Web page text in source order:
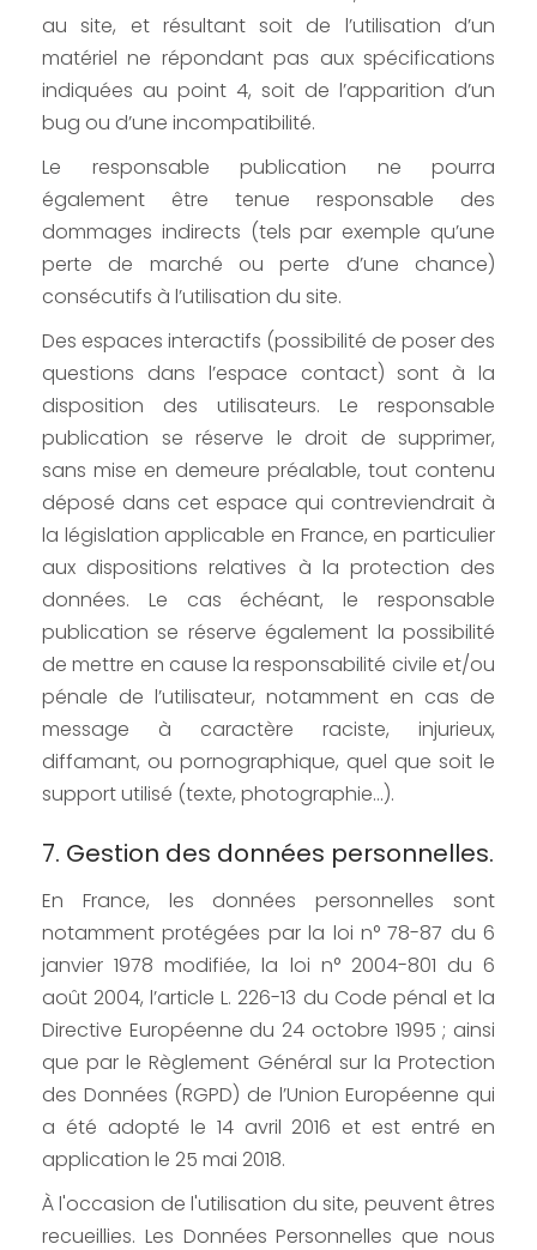
au site, et résultant soit de l’utilisation d’un
matériel ne répondant pas aux spécifications
indiquées au point 4, soit de l’apparition d’un
bug ou d’une incompatibilité.
Le responsable publication ne pourra
également être tenue responsable des
dommages indirects (tels par exemple qu’une
perte de marché ou perte d’une chance)
consécutifs à l’utilisation du site.
Des espaces interactifs (possibilité de poser des
questions dans l’espace contact) sont à la
disposition des utilisateurs. Le responsable
publication se réserve le droit de supprimer,
sans mise en demeure préalable, tout contenu
déposé dans cet espace qui contreviendrait à
la législation applicable en France, en particulier
aux dispositions relatives à la protection des
données. Le cas échéant, le responsable
publication se réserve également la possibilité
de mettre en cause la responsabilité civile et/ou
pénale de l’utilisateur, notamment en cas de
message à caractère raciste, injurieux,
diffamant, ou pornographique, quel que soit le
support utilisé (texte, photographie…).
7. Gestion des données personnelles.
En France, les données personnelles sont
notamment protégées par la loi n° 78-87 du 6
janvier 1978 modifiée, la loi n° 2004-801 du 6
août 2004, l’article L. 226-13 du Code pénal et la
Directive Européenne du 24 octobre 1995 ; ainsi
que par le Règlement Général sur la Protection
des Données (RGPD) de l’Union Européenne qui
a été adopté le 14 avril 2016 et est entré en
application le 25 mai 2018.
À l'occasion de l'utilisation du site, peuvent êtres
recueillies. Les Données Personnelles que nous